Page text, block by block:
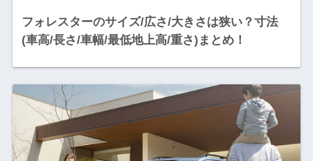
フォレスターのサイズ/広さ/大きさは狭い？寸法
(車高/長さ/車幅/最低地上高/重さ)まとめ！